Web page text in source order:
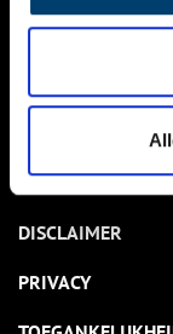
NIEUWSBRIEF
DISCLAIMER
PRIVACY